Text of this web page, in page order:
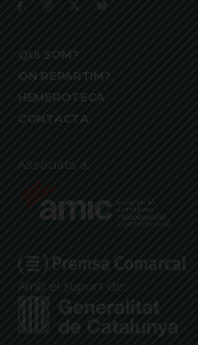
QUI SOM?
ON REPARTIM?
HEMEROTECA
CONTACTA
Associats a:
Amb el suport de: